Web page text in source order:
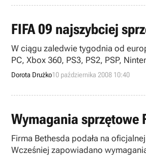
FIFA 09 najszybciej
W ciągu zaledwie tygodnia od
PC, Xbox 360, PS3, PS2, PSP,
Dorota Drużko10 października 2008 10:40
Wymagania
Firma Bethesda podała na
Wcześniej zapowiadano